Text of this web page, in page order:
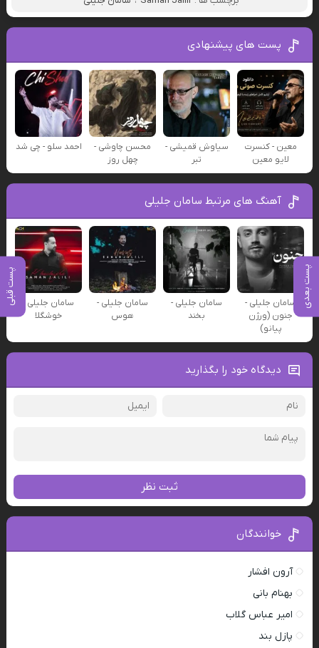
پست بعدی پست قبلی
پست های پیشنهادی
معین - کنسرت
لایو معین
سیاوش قمیشی -
تبر
محسن چاوشی -
چهل روز
احمد سلو - چی شد
آهنگ های مرتبط سامان جلیلی
سامان جلیلی -
جنون (ورژن
پیانو)
سامان جلیلی -
بخند
سامان جلیلی -
هوس
سامان جلیلی -
خوشگلا
دیدگاه خود را بگذارید
ثبت نظر
خوانندگان
آرون افشار
بهنام بانی
امیر عباس گلاب
پازل بند